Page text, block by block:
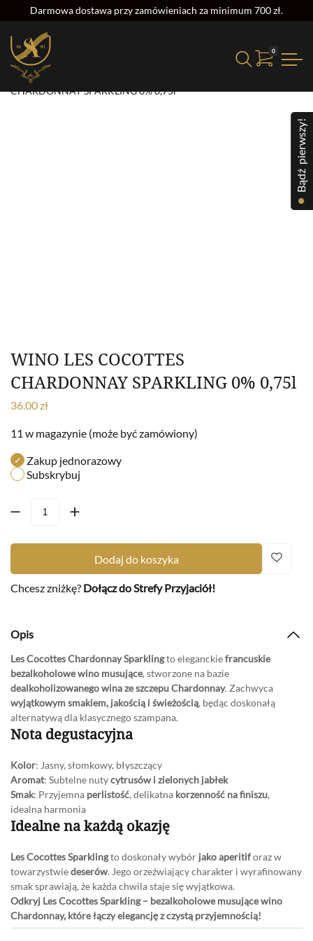
Darmowa dostawa przy zamówieniach za minimum 700 zł.
0
Strona główna
CHARDONNAY SPARKLING 0% 0,75l
WINO LES COCOTTES
CHARDONNAY SPARKLING 0% 0,75l
36.00zł
11 w magazynie (może być zamówiony)
Zakup jednorazowy
Subskrybuj
Dodaj do koszyka
Chcesz zniżkę? Dołącz do Strefy Przyjaciół!
Opis
Les Cocottes ChardonnaySparklingto eleganckiefrancuskie
bezalkoholowe wino musujące, stworzone na bazie
dealkoholizowanego wina ze szczepu Chardonnay. Zachwyca
wyjątkowym smakiem, jakością i świeżością, będąc doskonałą
alternatywą dla klasycznego szampana.
Nota degustacyjna
Kolor: Jasny, słomkowy, błyszczący
Aromat: Subtelne nutycytrusów i zielonych jabłek
Smak: Przyjemna perlistość, delikatna korzenność na finiszu,
idealna harmonia
Idealne na każdą okazję
Les Cocottes Sparklingto doskonały wybór jako aperitiforaz w
towarzystwiedeserów. Jego orzeźwiający charakter i wyrafinowany
smak sprawiają, że każda chwila staje się wyjątkowa.
Odkryj Les Cocottes Sparkling – bezalkoholowe musujące wino
Chardonnay, które łączy elegancję z czystą przyjemnością!
Bądź pierwszy!